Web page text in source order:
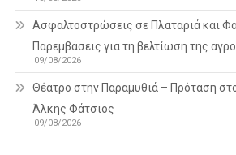
Ασφαλτοστρώσεις σε Πλαταριά και
Παρεμβάσεις για τη βελτίωση της
09/08/2026
Θέατρο στην Παραμυθιά – Πρόταση
Άλκης Φάτσιος
09/08/2026